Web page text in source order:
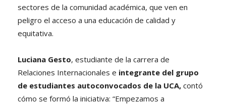
sectores de la comunidad académica, que ven en
peligro el acceso a una educación de calidad y
equitativa.
Luciana Gesto, estudiante de la carrera de
Relaciones Internacionales e integrante del grupo
de estudiantes autoconvocados de la UCA, contó
cómo se formó la iniciativa: “Empezamos a